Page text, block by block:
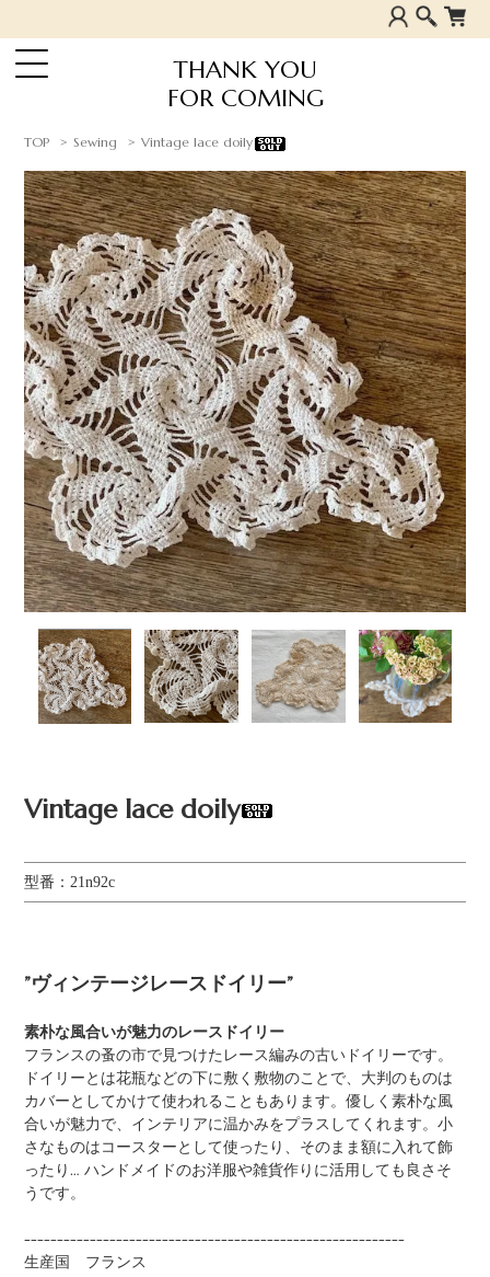
THANK YOU
FOR COMING
TOP Sewing Vintage lace doily
Vintage lace doily
型番：21n92c
”ヴィンテージレースドイリー”
素朴な風合いが魅力のレースドイリー
フランスの蚤の市で見つけたレース編みの古いドイリーです。
ドイリーとは花瓶などの下に敷く敷物のことで、大判のものは
カバーとしてかけて使われることもあります。優しく素朴な風
合いが魅力で、インテリアに温かみをプラスしてくれます。小
さなものはコースターとして使ったり、そのまま額に入れて飾
ったり… ハンドメイドのお洋服や雑貨作りに活用しても良さそ
うです。
----------------------------------------------------------
生産国 フランス